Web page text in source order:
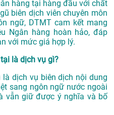
hàng tại hàng đầu với chất
biên dịch viên chuyên môn
ngữ, DTMT cam kết mang
Ngân hàng hoàn hảo, đáp
với mức giá hợp lý.
là dịch vụ gì?
dịch vụ biên dịch nội dung
sang ngôn ngữ nước ngoài
vẫn giữ được ý nghĩa và bố